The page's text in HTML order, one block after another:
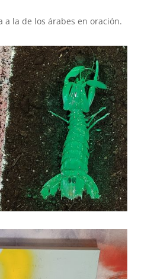
a la de los árabes en oración.